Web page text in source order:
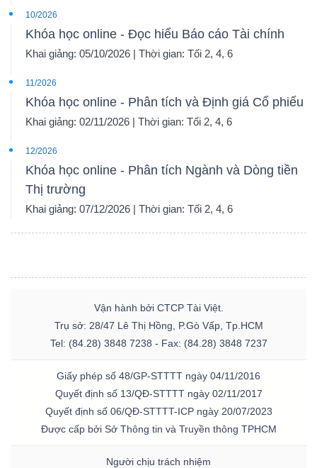
10/2026
Khóa học online - Đọc hiểu Báo cáo Tài chính
Khai giảng: 05/10/2026 | Thời gian: Tối 2, 4, 6
11/2026
Khóa học online - Phân tích và Định giá Cổ phiếu
Khai giảng: 02/11/2026 | Thời gian: Tối 2, 4, 6
12/2026
Khóa học online - Phân tích Ngành và Dòng tiền
Thị trường
Khai giảng: 07/12/2026 | Thời gian: Tối 2, 4, 6
Vận hành bởi CTCP Tài Việt.
Trụ sở: 28/47 Lê Thị Hồng, P.Gò Vấp, Tp.HCM
Tel: (84.28) 3848 7238 - Fax: (84.28) 3848 7237
Giấy phép số 48/GP-STTTT ngày 04/11/2016
Quyết định số 13/QĐ-STTTT ngày 02/11/2017
Quyết định số 06/QĐ-STTTT-ICP ngày 20/07/2023
Được cấp bởi Sở Thông tin và Truyền thông TPHCM
Người chịu trách nhiệm
liệu
chính